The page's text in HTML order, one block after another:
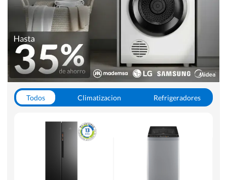
Todos Climatizacion
Refrigeradores
Hornos y Microondas